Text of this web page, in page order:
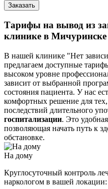
Заказать
Тарифы на вывод из
клинике в Мичуринске
В нашей клинике "Нет
предлагаем доступные
высоком уровне
зависит от выбранной
состояния пациента. У нас
комфортных решение для тех,
последствий длительного
госпитализации. Это
позволяющая начать путь к
обстановке.
На дому
Круглосуточный контроль
наркологом в вашей локации: